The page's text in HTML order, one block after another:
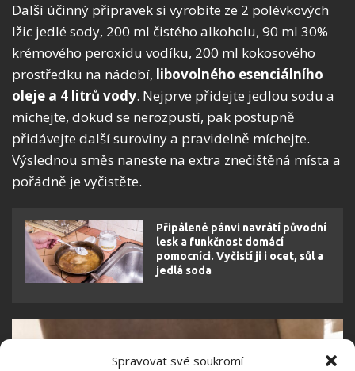
Spravovat své soukromí
Další účinný přípravek si vyrobíte ze 2 polévkových
lžic jedlé sody, 200 ml čistého alkoholu, 90 ml 30%
krémového peroxidu vodíku, 200 ml kokosového
prostředku na nádobí, libovolného esenciálního
oleje a 4 litrů vody. Nejprve přidejte jedlou sodu a
míchejte, dokud se nerozpustí, pak postupně
přidávejte další suroviny a pravidelně míchejte.
Výslednou směs naneste na extra znečištěná místa a
pořádně je vyčistěte.
Připálené pánvi navrátí původní
lesk a funkčnost domácí
pomocníci. Vyčistí ji i ocet, sůl a
jedlá soda